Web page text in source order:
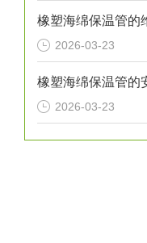
橡塑海绵保温管的
2026-03-23
橡塑海绵保温管的
2026-03-23